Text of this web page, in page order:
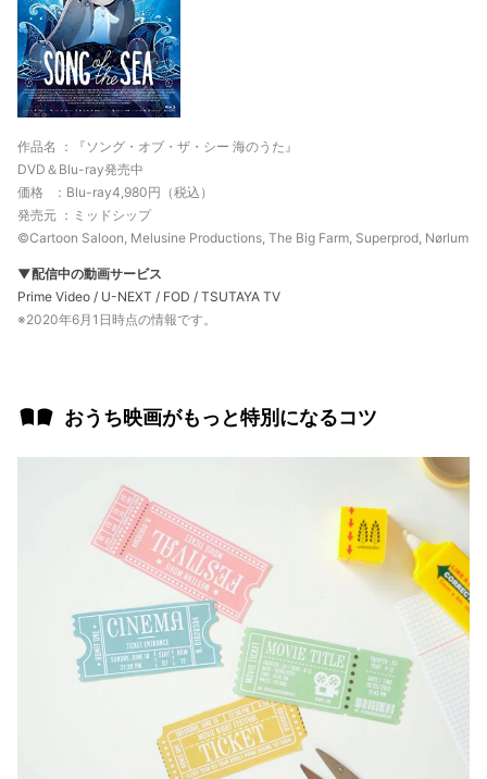
作品名 ：『ソング・オブ・ザ・シー 海のうた』
DVD＆Blu-ray発売中
価格 ： Blu-ray4,980円（税込）
発売元 ：ミッドシップ
©Cartoon Saloon, Melusine Productions, The Big Farm, Superprod, Nørlum
▼配信中の動画サービス
Prime Video / U-NEXT / FOD / TSUTAYA TV
※2020年6月1日時点の情報です。
おうち映画がもっと特別になるコツ